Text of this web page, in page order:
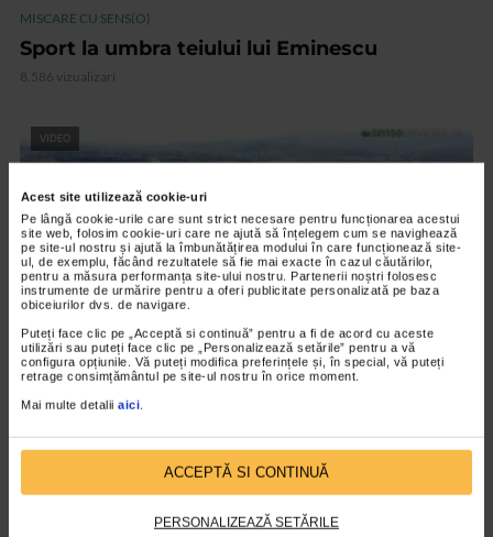
Acest site utilizează cookie-uri
Pe lângă cookie-urile care sunt strict necesare pentru funcționarea acestui
site web, folosim cookie-uri care ne ajută să înțelegem cum se navighează
pe site-ul nostru și ajută la îmbunătățirea modului în care funcționează site-
ul, de exemplu, făcând rezultatele să fie mai exacte în cazul căutărilor,
pentru a măsura performanța site-ului nostru. Partenerii noștri folosesc
instrumente de urmărire pentru a oferi publicitate personalizată pe baza
obiceiurilor dvs. de navigare.
Puteți face clic pe „Acceptă si continuă” pentru a fi de acord cu aceste
utilizări sau puteți face clic pe „Personalizează setările” pentru a vă
configura opțiunile. Vă puteți modifica preferințele și, în special, vă puteți
retrage consimțământul pe site-ul nostru în orice moment.
Mai multe detalii aici.
ACCEPTĂ SI CONTINUĂ
PERSONALIZEAZĂ SETĂRILE
MISCARE CU SENS(O)
Sport la umbra teiului lui Eminescu
8.586 vizualizari
VIDEO
8.537 vizualizari